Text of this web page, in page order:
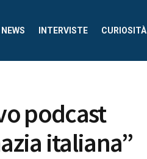
NEWS INTERVISTE CURIOSITÀ
podcast
italiana”